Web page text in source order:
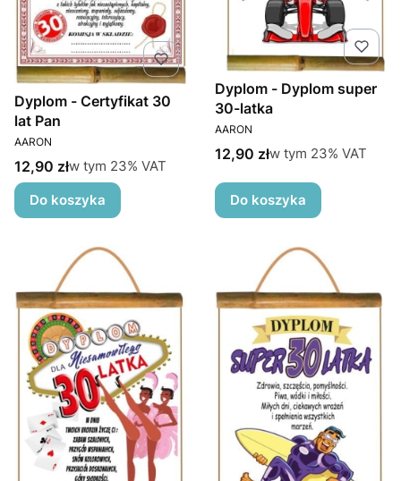
Dyplom - Certyfikat 30
lat Pan
PRODUCENT
AARON
Cena brutto
12,90 złw tym %s VAT
w tym 23% VAT
Do koszyka
Dyplom - Dyplom super
30-latka
PRODUCENT
AARON
Cena brutto
12,90 złw tym %s VAT
w tym 23% VAT
Do koszyka